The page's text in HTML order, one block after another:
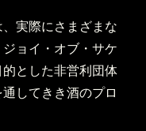
実際にさまざまな
ョイ・オブ・サケ
とした非営利団体
してきき酒のプロ